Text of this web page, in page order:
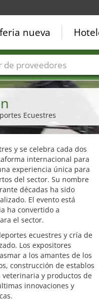
Ecuestres
y se celebra cada dos
internacional para
experiencia única para
del sector. Su nombre
décadas ha sido
El evento está
ha convertido a
el sector.
ecuestres y cría de
Los expositores
a los amantes de los
construcción de establos
y productos de
innovaciones y
nueva
Sectores de proveedor de